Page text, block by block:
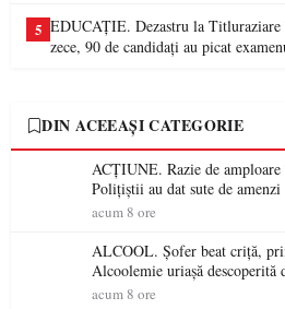
5 EDUCAȚIE. Dezastru la
zece, 90 de candidați au picat
DIN ACEEAȘI CATEGORIE
ACȚIUNE. Razie de
Polițiștii au dat sute de
permis într-o singură zi
acum 8 ore
ALCOOL. Șofer beat criță,
Alcoolemie uriașă descoperită
acum 8 ore